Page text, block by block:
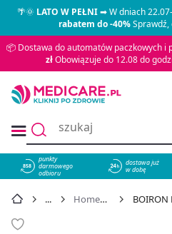
🌴🌞LATO W PEŁNI➡ W dniach
rabatem do -40%
📦 Dostawa do automatów paczkowych i
złObowiązuje do 12.08 do
858
punkty
darmowego
odbioru
dostawa już
w dobę
Homeopatia BOIRON